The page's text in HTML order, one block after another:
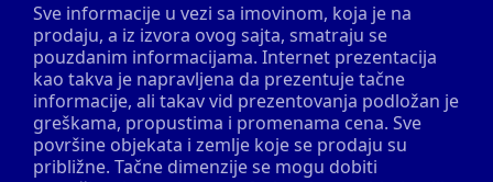
Sve informacije u vezi sa imovinom, koja je na
prodaju, a iz izvora ovog sajta, smatraju se
pouzdanim informacijama. Internet prezentacija
kao takva je napravljena da prezentuje tačne
informacije, ali takav vid prezentovanja podložan je
greškama, propustima i promenama cena. Sve
površine objekata i zemlje koje se prodaju su
približne. Tačne dimenzije se mogu dobiti